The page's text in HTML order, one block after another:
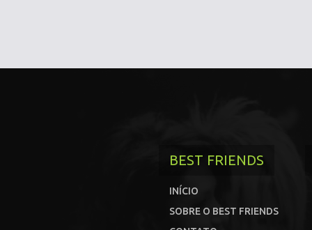
BEST FRIENDS
INÍCIO
SOBRE O BEST FRIENDS